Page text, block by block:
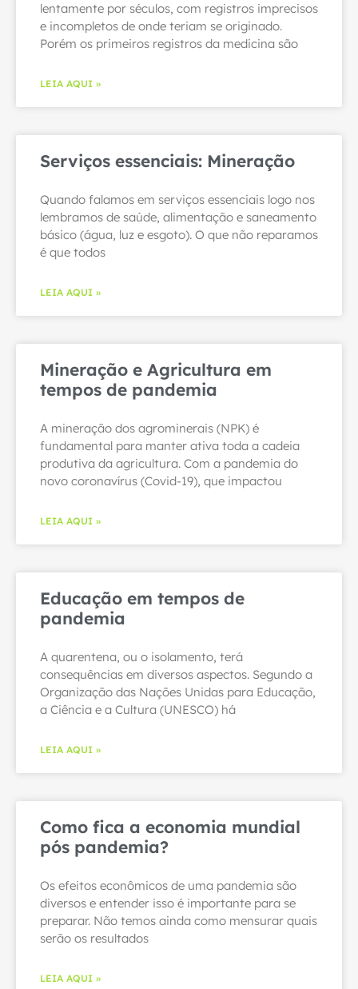
lentamente por séculos, com registros imprecisos
e incompletos de onde teriam se originado.
Porém os primeiros registros da medicina são
LEIA AQUI »
Serviços essenciais: Mineração
Quando falamos em serviços essenciais logo nos
lembramos de saúde, alimentação e saneamento
básico (água, luz e esgoto). O que não reparamos
é que todos
LEIA AQUI »
Mineração e Agricultura em
tempos de pandemia
A mineração dos agrominerais (NPK) é
fundamental para manter ativa toda a cadeia
produtiva da agricultura. Com a pandemia do
novo coronavírus (Covid-19), que impactou
LEIA AQUI »
Educação em tempos de
pandemia
A quarentena, ou o isolamento, terá
consequências em diversos aspectos. Segundo a
Organização das Nações Unidas para Educação,
a Ciência e a Cultura (UNESCO) há
LEIA AQUI »
Como fica a economia mundial
pós pandemia?
Os efeitos econômicos de uma pandemia são
diversos e entender isso é importante para se
preparar. Não temos ainda como mensurar quais
serão os resultados
LEIA AQUI »